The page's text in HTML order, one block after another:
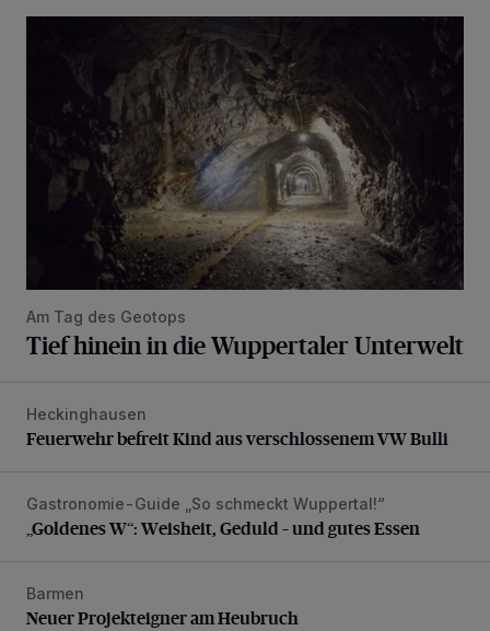
Am Tag des Geotops
Tief hinein in die Wuppertaler Unterwelt
Feuerwehr befreit Kind aus verschlossenem VW Bulli
Heckinghausen
Feuerwehr befreit Kind aus verschlossenem VW Bulli
„Goldenes W“: Weisheit, Geduld – und gutes Essen
Gastronomie-Guide „So schmeckt Wuppertal!“
„Goldenes W“: Weisheit, Geduld – und gutes Essen
Neuer Projekteigner am Heubruch
Barmen
Neuer Projekteigner am Heubruch